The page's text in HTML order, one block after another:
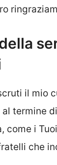
il mio
termine
come i
che